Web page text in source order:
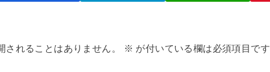
されることはありません。 ※ が付いている欄は必須項目です